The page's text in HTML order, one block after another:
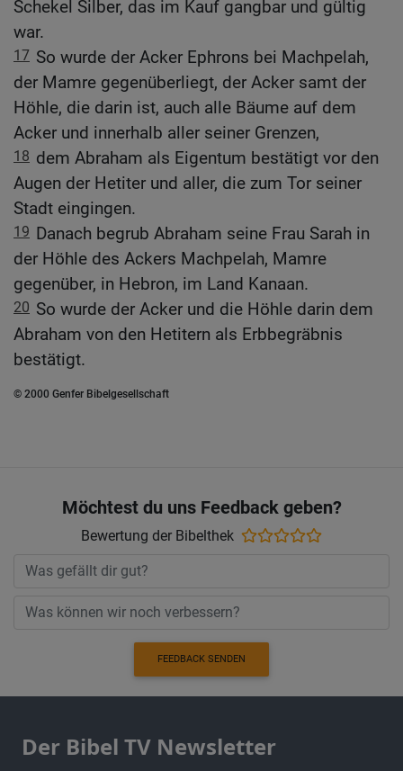
Schekel Silber, das im Kauf gangbar und gültig
war.
17 So wurde der Acker Ephrons bei Machpelah,
der Mamre gegenüberliegt, der Acker samt der
Höhle, die darin ist, auch alle Bäume auf dem
Acker und innerhalb aller seiner Grenzen,
18 dem Abraham als Eigentum bestätigt vor den
Augen der Hetiter und aller, die zum Tor seiner
Stadt eingingen.
19 Danach begrub Abraham seine Frau Sarah in
der Höhle des Ackers Machpelah, Mamre
gegenüber, in Hebron, im Land Kanaan.
20 So wurde der Acker und die Höhle darin dem
Abraham von den Hetitern als Erbbegräbnis
bestätigt.
© 2000 Genfer Bibelgesellschaft
Möchtest du uns Feedback geben?
Bewertung der Bibelthek
FEEDBACK SENDEN
Der Bibel TV Newsletter